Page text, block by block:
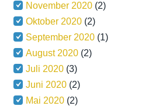
November 2020 (2)
Oktober 2020 (2)
September 2020 (1)
August 2020 (2)
Juli 2020 (3)
Juni 2020 (2)
Mai 2020 (2)